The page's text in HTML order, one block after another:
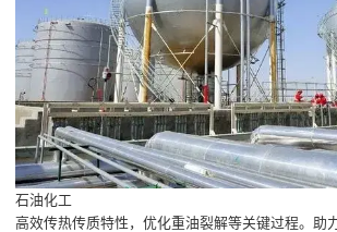
石油化工
高效传热传质特性，优化重油裂解等关键过程。助